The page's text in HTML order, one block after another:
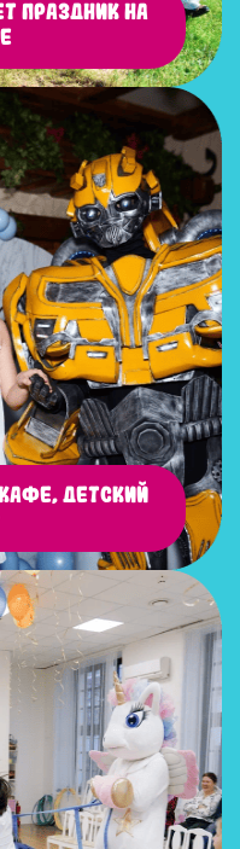
праздник на
детский